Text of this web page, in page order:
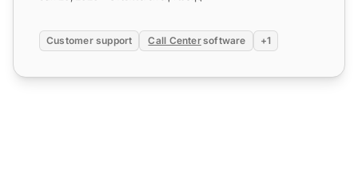
Customer support Call Centersoftware +1